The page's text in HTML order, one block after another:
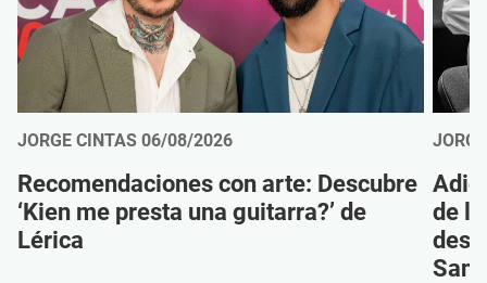
JORGE CINTAS 06/08/2026
Recomendaciones con arte: Descubre
‘Kien me presta una guitarra?’ de
Lérica
de
Sanz